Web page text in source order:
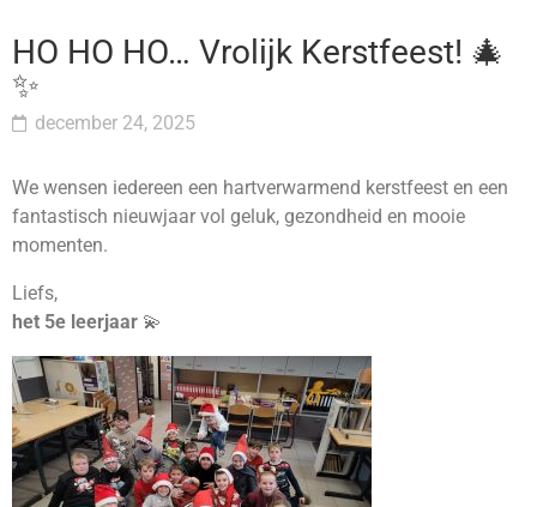
HO HO HO… Vrolijk Kerstfeest! 🎄
✨
december 24, 2025
We wensen iedereen een hartverwarmend kerstfeest en een
fantastisch nieuwjaar vol geluk, gezondheid en mooie
momenten.
Liefs,
het 5e leerjaar 💫